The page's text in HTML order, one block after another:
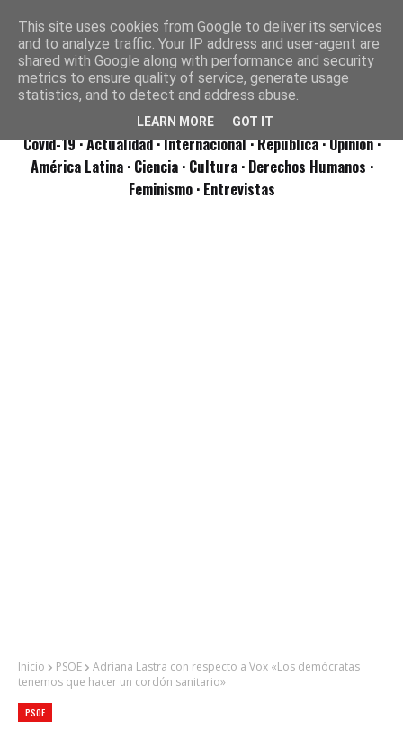
Covid-19· Actualidad· Internacional· República· Opinión·
América Latina · Ciencia · Cultura · Derechos Humanos ·
Feminismo · Entrevistas
Inicio PSOE
Adriana Lastra con respecto a Vox «Los demócratas
tenemos que hacer un cordón sanitario»
PSOE
This site uses cookies from Google to deliver its services
and to analyze traffic. Your IP address and user-agent are
shared with Google along with performance and security
metrics to ensure quality of service, generate usage
statistics, and to detect and address abuse.
LEARN MORE GOT IT